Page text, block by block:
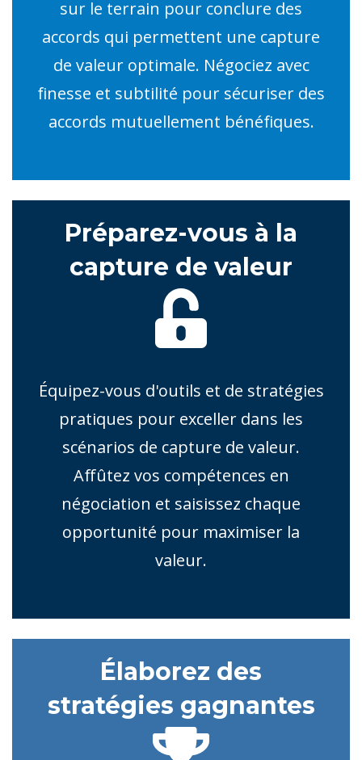
sur le terrain pour conclure des
accords qui permettent une capture
de valeur optimale. Négociez avec
finesse et subtilité pour sécuriser des
accords mutuellement bénéfiques.
Préparez-vous à la
capture de valeur
Équipez-vous d'outils et de stratégies
pratiques pour exceller dans les
scénarios de capture de valeur.
Affûtez vos compétences en
négociation et saisissez chaque
opportunité pour maximiser la
valeur.
Élaborez des
stratégies gagnantes